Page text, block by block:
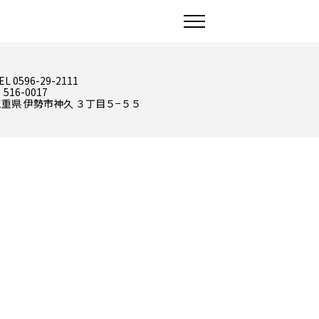
0596-29-2111
516-0017
県 伊勢市神久 ３丁目５−５５